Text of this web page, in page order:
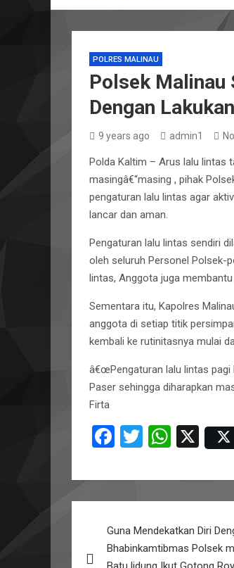
POLRES MALINAU
Polsek Malinau
Dengan
9 years ago admin1
Polda Kaltim – Arus lalu lintas
masingâ€“masing , pihak
pengaturan lalu lintas agar
lancar dan aman.
Pengaturan lalu lintas sendiri
oleh seluruh Personel Polsek-
lintas, Anggota juga
Sementara itu, Kapolres
anggota di setiap titik
kembali ke rutinitasnya mulai
â€œPengaturan lalu lintas pagi
Paser sehingga diharapkan
Firta
F
ce
b
o
o
T
tt
er
W
at
s
A
p
X
navigation
Guna Mendekatkan Diri
Bhabinkamtibmas Polsek